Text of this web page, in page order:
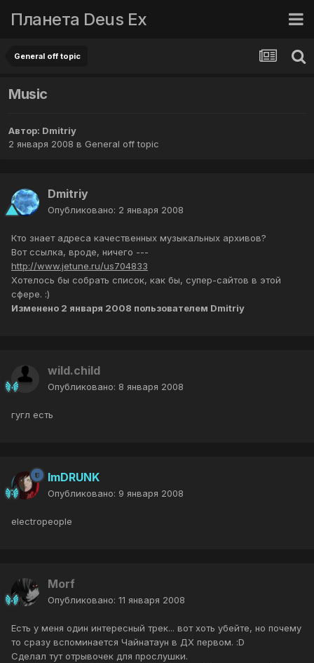
Планета Deus Ex
General off topic
Music
Автор: Dmitriy
2 января 2008 в General off topic
Dmitriy
Опубликовано: 2 января 2008
Кто знает адреса качественных музыкальных архивов?
Вот ссылка, вроде, ничего ---
http://www.jetune.ru/us704833
Хотелось бы собрать список, как бы, супер-сайтов в этой
сфере. :)
Изменено 2 января 2008 пользователем Dmitriy
wild.child
Опубликовано: 8 января 2008
гугл есть
ImDRUNK
Опубликовано: 9 января 2008
electropeople
Morf
Опубликовано: 11 января 2008
Есть у меня один интересный трек... вот хоть убейте, но почему
то сразу вспоминается Чайнатаун в ДХ первом. :D
Сделал тут отрывочек для прослушки.